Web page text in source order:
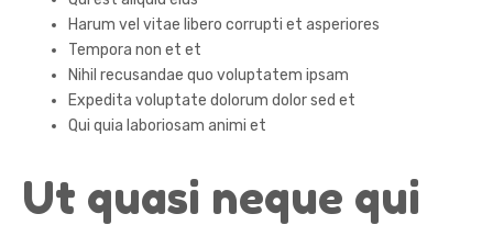
Harum vel vitae libero corrupti et asperiores
Tempora non et et
Nihil recusandae quo voluptatem ipsam
Expedita voluptate dolorum dolor sed et
Qui quia laboriosam animi et
Ut quasi neque qui